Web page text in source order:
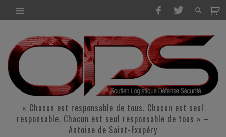
« Chacun est responsable de tous. Chacun est seul
responsable. Chacun est seul responsable de tous » –
Antoine de Saint-Exupéry